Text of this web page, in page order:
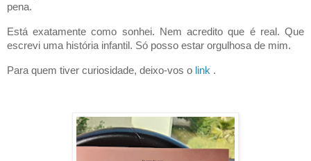
pena.
Está exatamente como sonhei. Nem acredito que é real. Que
escrevi uma história infantil. Só posso estar orgulhosa de mim.
Para quem tiver curiosidade, deixo-vos o link .